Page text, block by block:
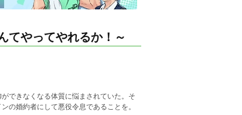
てやってやれるか！～
できなくなる体質に悩まされていた。そ
婚約者にして悪役令息であることを。